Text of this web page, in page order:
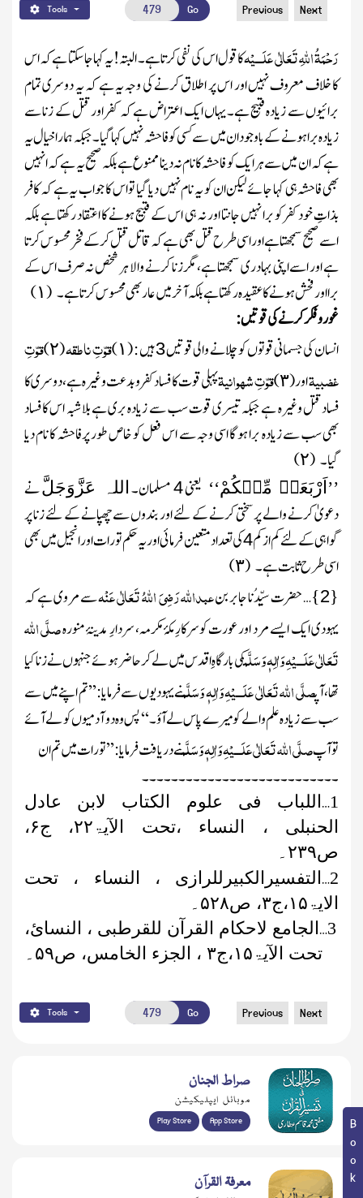
Tools Go Previous Next
رَحْمَۃُ اللہِ تَعَالٰی عَلَـــیْہکا قول اس کی نفی کرتا ہے۔ البتہ! یہ کہا جاسکتا ہے کہ اس
کا خلاف معروف نہیں اور اس پر اطلاق کرنے کی وجہ یہ ہے کہ یہ دوسری تمام
برائیوں سے زیادہ قبیح ہے۔یہاں ایک اعتراض ہے کہ کفر اور قتل کے زنا سے
زیادہ برا ہونے کے باوجود ان میں سے کسی کو فاحشہ نہیں کہا گیا۔ جبکہ ہمارا خیال یہ
ہے کہ ان میں سے ہر ایک کو فاحشہ کا نام نہ دینا ممنوع ہے بلکہ صحیح یہ ہے کہ انہیں
بھی فاحشہ ہی کہا جائے لیکن ان کو یہ نام نہیں دیا گیا تو اس کا جواب یہ ہے کہ کافر
بذاتِ خود کفر کو برا نہیں جانتا اور نہ ہی اس کے قبیح ہونے کا اعتقاد رکھتا ہے بلکہ
اسے صحیح سمجھتا ہے اور اسی طرح قتل بھی ہے کہ قاتل قتل کر کے فخر محسوس کرتا
ہے اور اسے اپنی بہادری سمجھتا ہے، مگر زنا کرنے والا ہر شخص نہ صرف اس کے
برا اور فحش ہونے کا عقیدہ رکھتا ہے بلکہ آخر میں عار بھی محسوس کرتا ہے۔(۱)
غور و فکر کرنے کی قوتیں :
انسان کی جسمانی قوتوں کو چلانے والی قوتیں3ہیں : (۱)قوّتِ ناطقہ(۲)قوّتِ
غضبیۃاور (۳)قوّتِ شھوانیۃپہلی قوت کا فساد کفر و بدعت وغیرہ ہے، دوسری کا
فساد قتل وغیرہ ہے جبکہ تیسری قوت سب سے زیادہ بری ہے بلا شبہ اس کا فساد
بھی سب سے زیادہ برا ہو گا اسی وجہ سے اس فعل کو خاص طور پرفاحشہ کا نام دیا
گیا۔(۲)
’’اَرْبَعَۃً مِّنۡکُمْ‘‘ یعنی4مسلمان۔اللہ عَزَّوَجَلَّنے
دعویٰ کرنے والے پر سختی کرنے کے لئے اور بندوں سے چھپانے کے لئے زنا پر
گواہی کے لئے کم از کم4کی تعداد متعین فرمائی اور یہ حکم تورات اور انجیل میں بھی
اسی طرح ثابت ہے۔(۳)
{
2
}… حضرت سیِّدُنا جابر بنعبداللہرَضِیَ اللہُ تَعَالٰی عَنْہسے مروی ہے کہ
یہودی ایک ایسے مرد اور عورت کوسرکارِ مکۂ مکرمہ، سردارِ مدینۂ منورہصلَّی اللہ
تَعَالٰی عَلَـــیْہِ وَاٰلِہٖ وَسَلَّمکی بارگاہِ اقدس میں لے کر حاضر ہوئے جنہوں نے زناکیا
تھا، آپصلَّی اللہ تَعَالٰی عَلَـــیْہِ وَاٰلِہٖ وَسَلَّمنے یہودیوں سے فرمایا:’’تم اپنے میں سے
سب سے زیادہ علم والے کو میرے پاس لے آؤ۔‘‘ پس وہ دو آدمیوں کو لے آئے
تو آپصلَّی اللہ تَعَالٰی عَلَـــیْہِ وَاٰلِہٖ وَسَلَّمنے دریافت فرمایا: ’’تورات میں تم ان
۔۔۔۔۔۔۔۔۔۔۔۔۔۔۔۔۔۔۔۔۔۔۔۔۔۔۔
1
…اللباب فی علوم الکتاب لابن عادل
الحنبلی ، النساء ،تحت الآیۃ ۲۲، ج۶،
ص۲۳۹ ۔
2
…التفسیرالکبیرللرازی ، النساء ، تحت
الایۃ ۱۵،ج۳، ص۵۲۸ ۔
3
…الجامع لاحکام القرآن للقرطبی ، النسائ،
تحت الآیۃ ۱۵،ج۳ ، الجزء الخامس، ص۵۹ ۔
Tools Go Previous Next
صراط الجنان
موبائل ایپلیکیشن
Play Store App Store
معرفۃ القرآن